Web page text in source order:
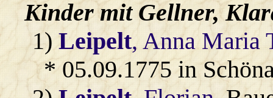
Kinder mit Gellner,
1)Leipelt, Anna Maria
* 05.09.1775 in